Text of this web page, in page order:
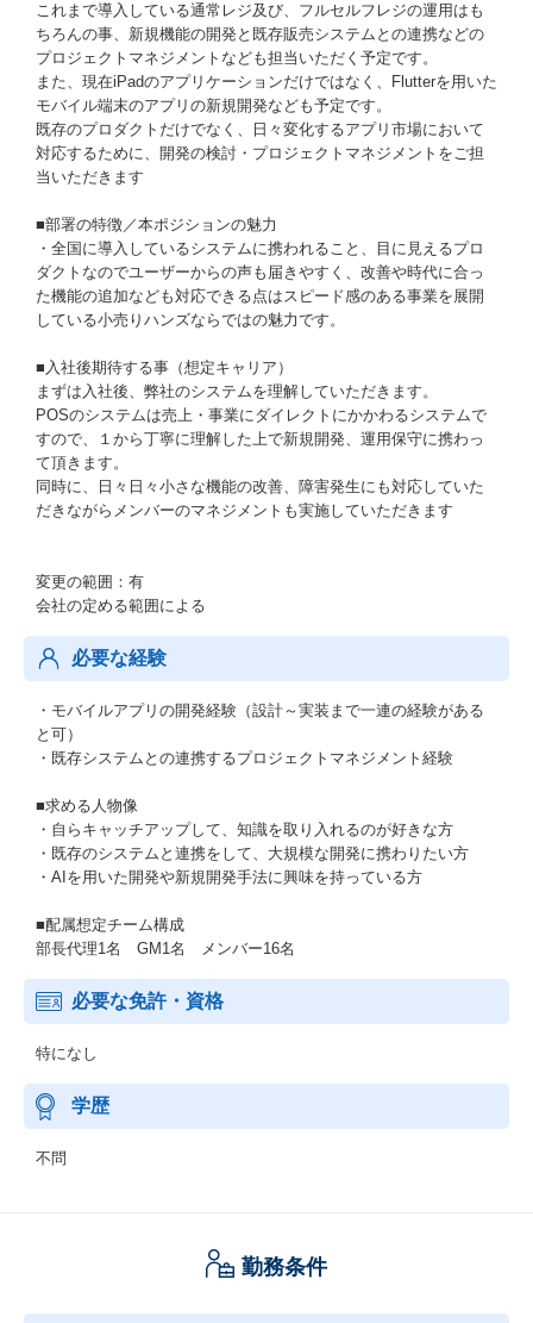
これまで導入している通常レジ及び、フルセルフレジの運用はも
ちろんの事、新規機能の開発と既存販売システムとの連携などの
プロジェクトマネジメントなども担当いただく予定です。
また、現在iPadのアプリケーションだけではなく、Flutterを用いた
モバイル端末のアプリの新規開発なども予定です。
既存のプロダクトだけでなく、日々変化するアプリ市場において
対応するために、開発の検討・プロジェクトマネジメントをご担
当いただきます
■部署の特徴／本ポジションの魅力
・全国に導入しているシステムに携われること、目に見えるプロ
ダクトなのでユーザーからの声も届きやすく、改善や時代に合っ
た機能の追加なども対応できる点はスピード感のある事業を展開
している小売りハンズならではの魅力です。
■入社後期待する事（想定キャリア）
まずは入社後、弊社のシステムを理解していただきます。
POSのシステムは売上・事業にダイレクトにかかわるシステムで
すので、１から丁寧に理解した上で新規開発、運用保守に携わっ
て頂きます。
同時に、日々日々小さな機能の改善、障害発生にも対応していた
だきながらメンバーのマネジメントも実施していただきます
変更の範囲：有
会社の定める範囲による
必要な経験
・モバイルアプリの開発経験（設計～実装まで一連の経験がある
と可）
・既存システムとの連携するプロジェクトマネジメント経験
■求める人物像
・自らキャッチアップして、知識を取り入れるのが好きな方
・既存のシステムと連携をして、大規模な開発に携わりたい方
・AIを用いた開発や新規開発手法に興味を持っている方
■配属想定チーム構成
部長代理1名 GM1名 メンバー16名
必要な免許・資格
特になし
学歴
不問
勤務条件